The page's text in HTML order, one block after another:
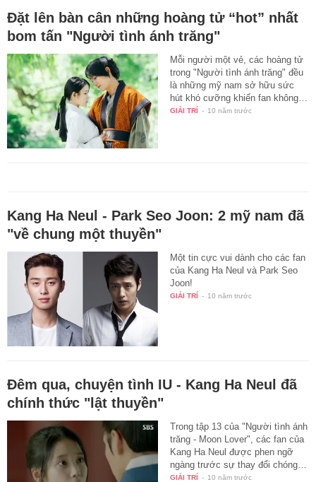
Đặt lên bàn cân những hoàng tử “hot” nhất
bom tấn "Người tình ánh trăng"
Mỗi người một vẻ, các hoàng tử
trong "Người tình ánh trăng" đều
là những mỹ nam sở hữu sức
hút khó cưỡng khiến fan không…
GIẢI TRÍ - 10 năm trước
Kang Ha Neul - Park Seo Joon: 2 mỹ nam đã
"về chung một thuyền"
Một tin cực vui dành cho các fan
của Kang Ha Neul và Park Seo
Joon!
GIẢI TRÍ - 10 năm trước
Đêm qua, chuyện tình IU - Kang Ha Neul đã
chính thức "lật thuyền"
Trong tập 13 của "Người tình ánh
trăng - Moon Lover", các fan của
Kang Ha Neul được phen ngỡ
ngàng trước sự thay đổi chóng…
GIẢI TRÍ - 10 năm trước